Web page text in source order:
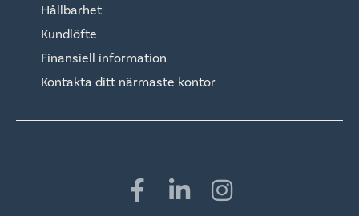
Hållbarhet
Kundlöfte
Finansiell information
Kontakta ditt närmaste kontor